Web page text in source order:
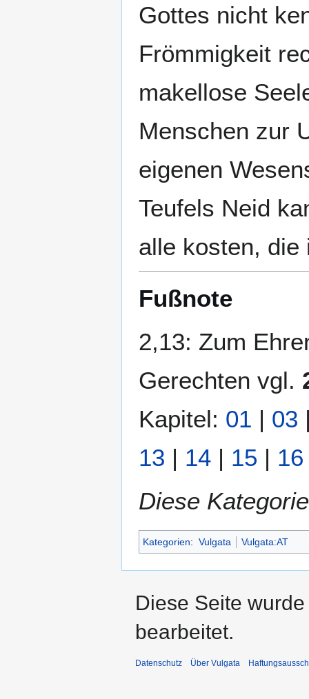
Gottes nicht
Frömmigkeit
makellose
Menschen zur
eigenen
Teufels Neid
alle kosten, die
Fußnote
2,13: Zum
Gerechten vgl.
Kapitel: 01 | 03
13 | 14 | 15 | 16
Diese
Kategorien: Vulgata Vulgata:AT
Diese Seite
bearbeitet.
Datenschutz Über Vulgata